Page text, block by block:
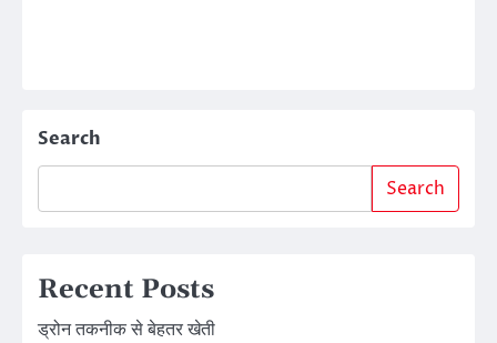
Search
Search
Recent Posts
ड्रोन तकनीक से बेहतर खेती